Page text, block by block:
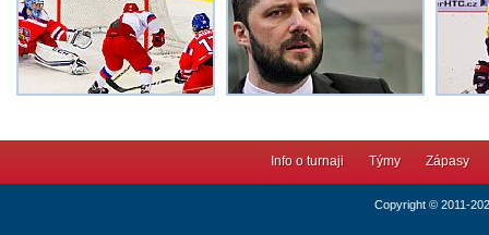
Info o turnaji Týmy Zápasy
Copyright © 2011-